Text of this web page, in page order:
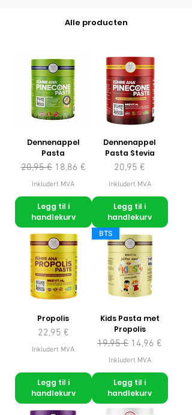
Alle producten
Dennenappel
Pasta
Vanlig pris
20,95 € Salgspris
18,86 €
Inkludert MVA
Legg til i
handlekurv
Dennenappel
Pasta Stevia
Pris
20,95 €
Inkludert MVA
Legg til i
handlekurv
Propolis
Pris
22,95 €
Inkludert MVA
Legg til i
handlekurv
BTS
Kids Pasta met
Propolis
Vanlig pris
19,95 € Salgspris
14,96 €
Inkludert MVA
Legg til i
handlekurv